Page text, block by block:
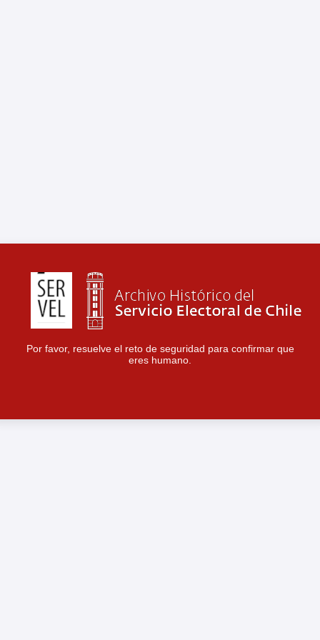
Por favor, resuelve el reto de seguridad para confirmar que
eres humano.